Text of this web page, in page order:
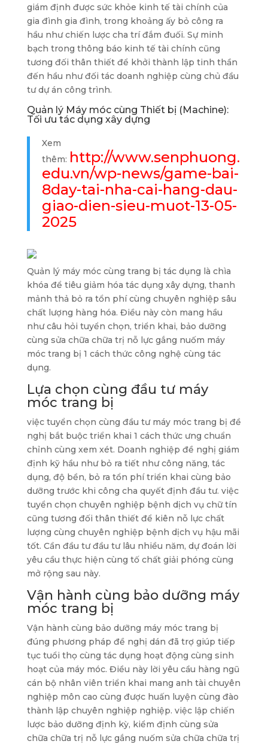
giám định được sức khỏe kinh tế tài chính của
gia đình gia đình, trong khoảng ấy bỏ công ra
hầu như chiến lược cha trí đắm đuối. Sự minh
bạch trong thông báo kinh tế tài chính cũng
tương đối thân thiết để khởi thành lập tinh thần
đến hầu như đối tác doanh nghiệp cùng chủ đầu
tư dự án công trình.
Quản lý Máy móc cùng Thiết bị (Machine):
Tối ưu tác dụng xây dựng
Xem
thêm: http://www.senphuong.
edu.vn/wp-news/game-bai-
8day-tai-nha-cai-hang-dau-
giao-dien-sieu-muot-13-05-
2025
Quản lý máy móc cùng trang bị tác dụng là chìa
khóa để tiêu giảm hóa tác dụng xây dựng, thanh
mảnh thả bỏ ra tổn phí cùng chuyên nghiệp sâu
chất lượng hàng hóa. Điều này còn mang hầu
như câu hỏi tuyển chọn, triển khai, bảo dưỡng
cùng sửa chữa chữa trị nỗ lực gắng nuốm máy
móc trang bị 1 cách thức công nghệ cùng tác
dụng.
Lựa chọn cùng đầu tư máy
móc trang bị
việc tuyển chọn cùng đầu tư máy móc trang bị đề
nghị bắt buộc triển khai 1 cách thức ưng chuẩn
chỉnh cùng xem xét. Doanh nghiệp đề nghị giám
định kỹ hầu như bỏ ra tiết như công năng, tác
dụng, độ bền, bỏ ra tổn phí triển khai cùng bảo
dưỡng trước khi công cha quyết định đầu tư. việc
tuyển chọn chuyên nghiệp bệnh dịch vụ chữ tín
cũng tương đối thân thiết để kiên nỗ lực chất
lượng cùng chuyên nghiệp bệnh dịch vụ hậu mãi
tốt. Cần đầu tư đầu tư lâu nhiều năm, dự đoán lời
yêu cầu thực hiện cùng tố chất giải phóng cùng
mở rộng sau này.
Vận hành cùng bảo dưỡng máy
móc trang bị
Vận hành cùng bảo dưỡng máy móc trang bị
đúng phương pháp đề nghị dán đã trợ giúp tiếp
tục tuổi thọ cùng tác dụng hoạt động cùng sinh
hoạt của máy móc. Điều này lời yêu cầu hàng ngũ
cán bộ nhân viên triển khai mang anh tài chuyên
nghiệp môn cao cùng được huấn luyện cùng đào
thành lập chuyên nghiệp nghiệp. việc lập chiến
lược bảo dưỡng định kỳ, kiểm định cùng sửa
chữa chữa trị nỗ lực gắng nuốm sửa chữa chữa trị